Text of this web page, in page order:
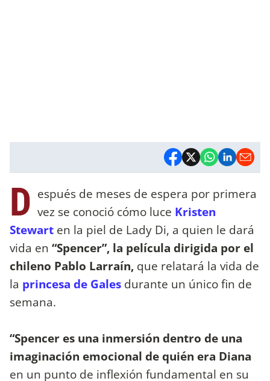
D espués de meses de espera por primera
vez se conoció cómo luce Kristen
Stewart en la piel de Lady Di, a quien le dará
vida en “Spencer”, la película dirigida por el
chileno Pablo Larraín, que relatará la vida de
la princesa de Gales durante un único fin de
semana.
“Spencer es una inmersión dentro de una
imaginación emocional de quién era Diana
en un punto de inflexión fundamental en su